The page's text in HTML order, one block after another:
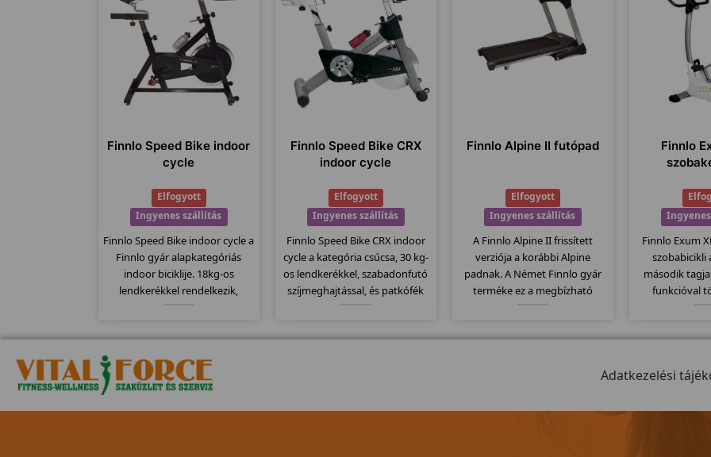
Finnlo Speed Bike indoor
cycle
Elfogyott
Ingyenes szállítás
Finnlo Speed Bike indoor cycle a
Finnlo gyár alapkategóriás
indoor biciklije. 18kg-os
lendkerékkel rendelkezik,
Kitűnően alkalmas erőltetett
biciklizésre, szabadon futó
meghajtó rendszerét.
Finnlo Speed Bike CRX
indoor cycle
Elfogyott
Ingyenes szállítás
Finnlo Speed Bike CRX indoor
cycle a kategória csúcsa, 30 kg-
os lendkerékkel, szabadonfutó
szíjmeghajtással, és patkófék
kitartóknak, ekkora
Finnlo Alpine II futópad
Elfogyott
Ingyenes szállítás
A Finnlo Alpine II frissített
verziója a korábbi Alpine
padnak. A Német Finnlo gyár
terméke ez a megbízható
futófelület, szállítógörgők, 23
Finnlo
Finnlo Exum
szobabicikli
második
funkcióval
ezáltal
Adatkezelési